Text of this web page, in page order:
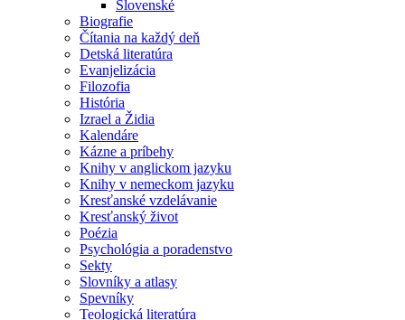
Slovenské
Biografie
Čítania na každý deň
Detská literatúra
Evanjelizácia
Filozofia
História
Izrael a Židia
Kalendáre
Kázne a príbehy
Knihy v anglickom jazyku
Knihy v nemeckom jazyku
Kresťanské vzdelávanie
Kresťanský život
Poézia
Psychológia a poradenstvo
Sekty
Slovníky a atlasy
Spevníky
Teologická literatúra